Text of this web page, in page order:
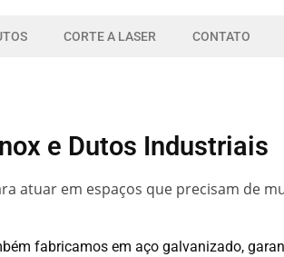
CORTE A LASER CONTATO
e Dutos Industriais
atuar em espaços que precisam de
fabricamos em aço galvanizado,